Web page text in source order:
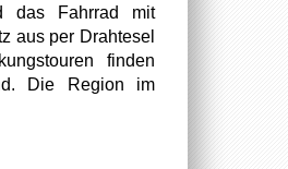
das Fahrrad mit
aus per Drahtesel
finden
Die Region im